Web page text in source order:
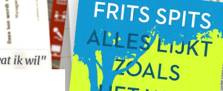
ik wil"
ik wil"